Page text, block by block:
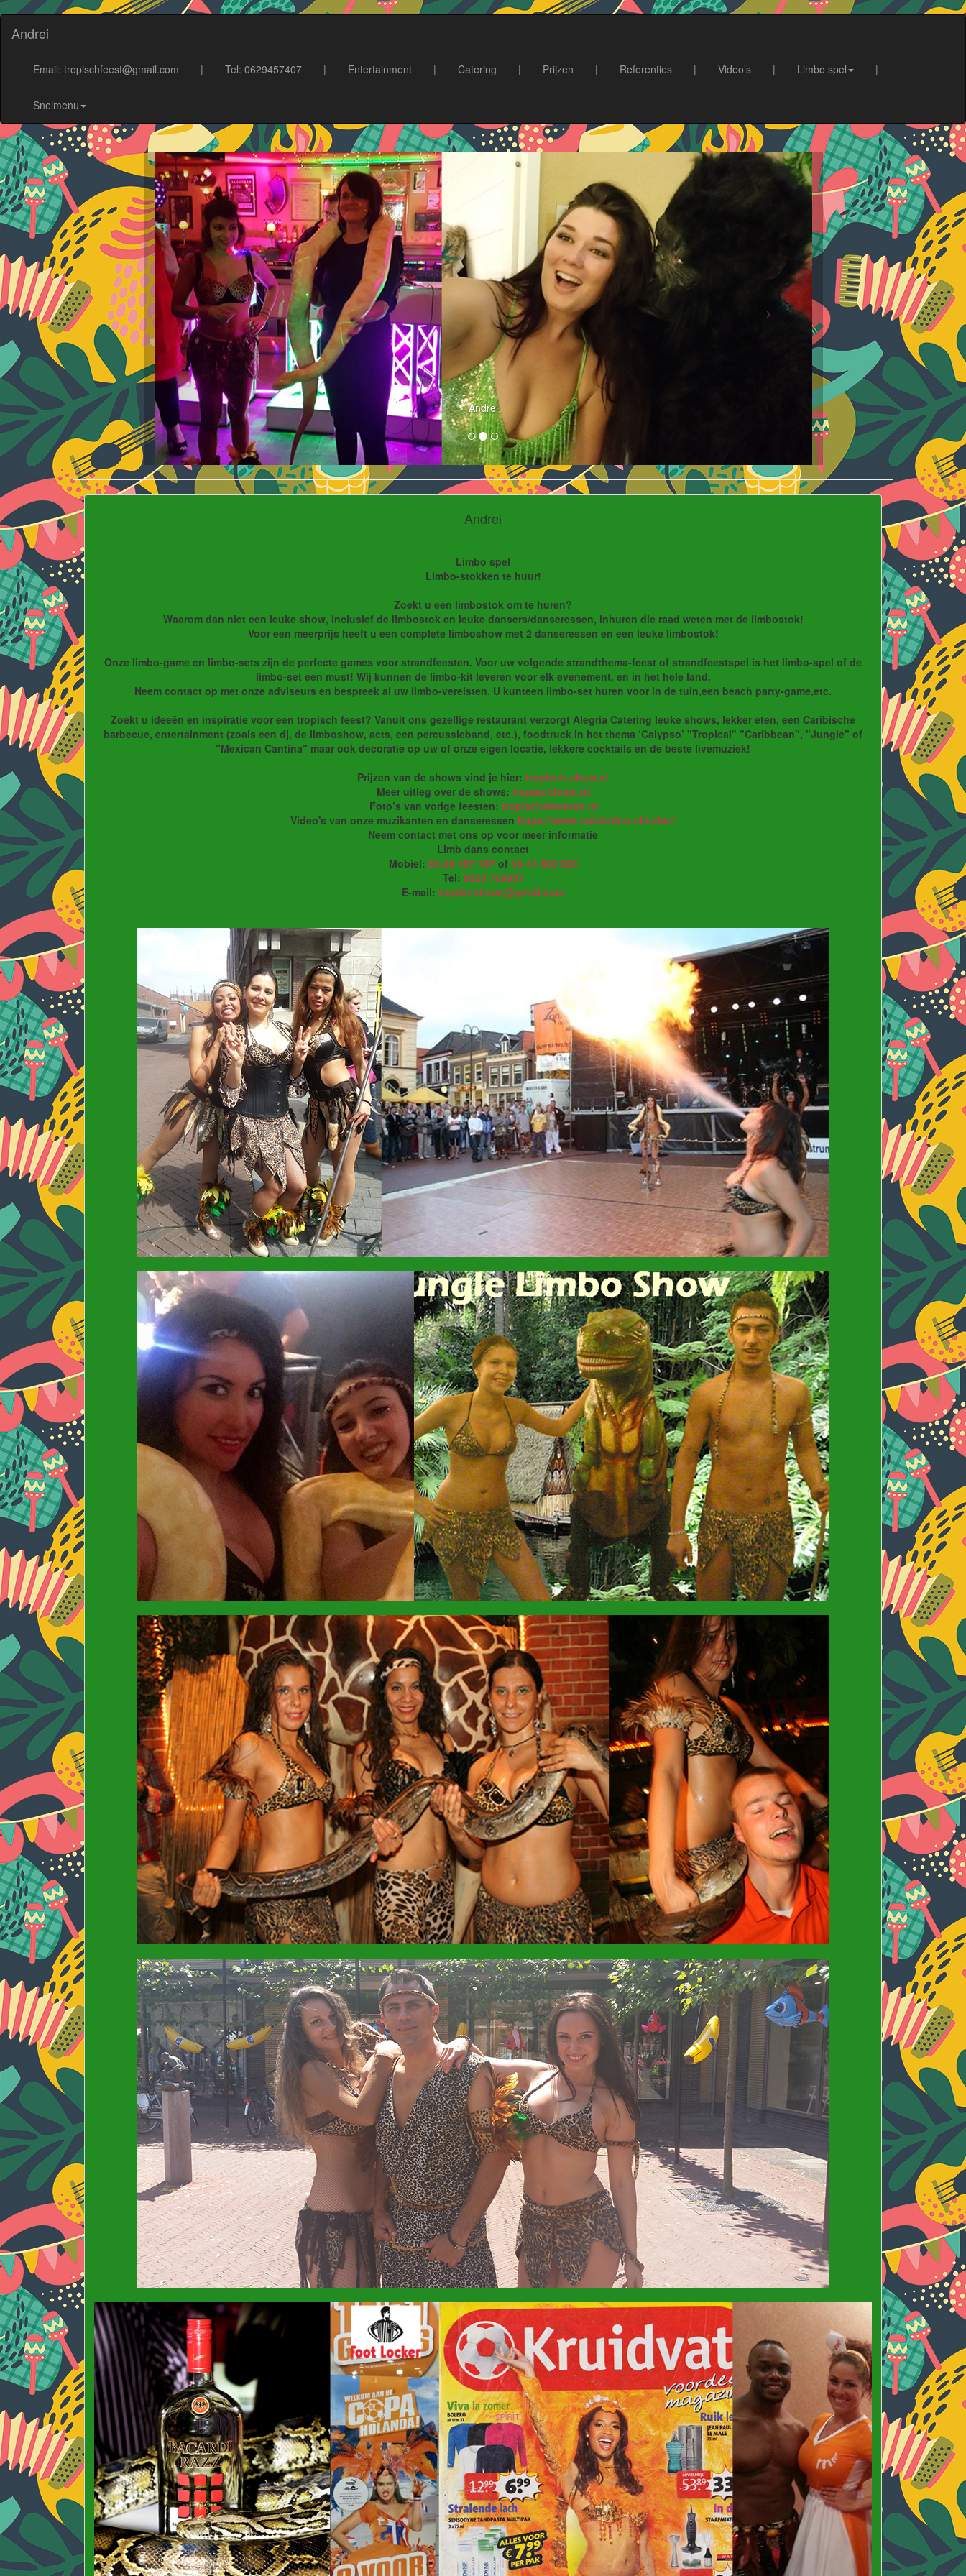
Andrei
Email: tropischfeest@gmail.com | Tel: 0629457407 | Entertainment | Catering | Prijzen | Referenties | Video’s | Limbo spel |
Snelmenu
Andrei
Andrei
Limbo spel
Limbo-stokken te huur!
Zoekt u een limbostok om te huren?
Waarom dan niet een leuke show, inclusief de limbostok en leuke dansers/danseressen, inhuren die raad weten met de limbostok!
Voor een meerprijs heeft u een complete limboshow met 2 danseressen en een leuke limbostok!
Onze limbo-game en limbo-sets zijn de perfecte games voor strandfeesten. Voor uw volgende strandthema-feest of strandfeestspel is het limbo-spel of de
limbo-set een must! Wij kunnen de limbo-kit leveren voor elk evenement, en in het hele land.
Neem contact op met onze adviseurs en bespreek al uw limbo-vereisten. U kunteen limbo-set huren voor in de tuin,een beach party-game,etc.
Zoekt u ideeën en inspiratie voor een tropisch feest? Vanuit ons gezellige restaurant verzorgt Alegria Catering leuke shows, lekker eten, een Caribische
barbecue, entertainment (zoals een dj, de limboshow, acts, een percussieband, etc.), foodtruck in het thema ‘Calypso’ "Tropical" "Caribbean", "Jungle" of
"Mexican Cantina" maar ook decoratie op uw of onze eigen locatie, lekkere cocktails en de beste livemuziek!
Prijzen van de shows vind je hier: tropisch-show.nl
Meer uitleg over de shows: tropischfeest.nl
Foto’s van vorige feesten: tropischefeesten.nl
Video's van onze muzikanten en danseressen https://www.todolatino.nl/video/
Neem contact met ons op voor meer informatie
Limb dans contact
Mobiel: 06-29 457 407of 06-44 508 525
Tel: 0320 769037
E-mail: tropischfeest@gmail.com